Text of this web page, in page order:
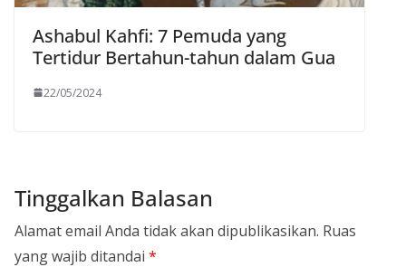
Ashabul Kahfi: 7 Pemuda yang
Tertidur Bertahun-tahun dalam Gua
22/05/2024
Tinggalkan Balasan
Alamat email Anda tidak akan dipublikasikan. Ruas
yang wajib ditandai *